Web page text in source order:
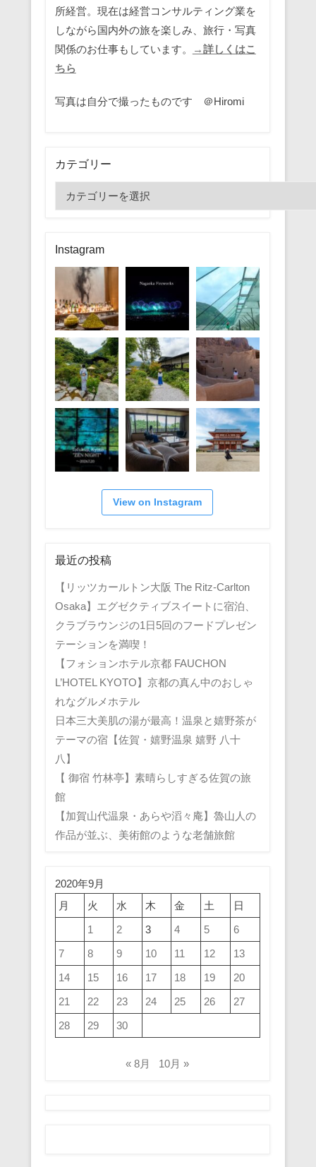
所経営。現在は経営コンサルティング業を
しながら国内外の旅を楽しみ、旅行・写真
関係のお仕事もしています。
→詳しくはこ
ちら
写真は自分で撮ったものです ＠Hiromi
カテゴリー
テ
リ
ー
Instagram
View on Instagram
最近の投稿
【リッツカールトン大阪 The Ritz-Carlton
Osaka】エグゼクティブスイートに宿泊、
クラブラウンジの1日5回のフードプレゼン
テーションを満喫！
【フォションホテル京都 FAUCHON
L’HOTEL KYOTO】京都の真ん中のおしゃ
れなグルメホテル
日本三大美肌の湯が最高！温泉と嬉野茶が
テーマの宿【佐賀・嬉野温泉 嬉野 八十
八】
【 御宿 竹林亭】素晴らしすぎる佐賀の旅
館
【加賀山代温泉・あらや滔々庵】魯山人の
作品が並ぶ、美術館のような老舗旅館
2020年9月
月
火 水 木 金 土
日
1
2 3 4 5
6
7
8 9 10 11 12
13
14
15 16 17 18 19
20
21
22 23 24 25 26
27
28
29 30
« 8月 10月 »